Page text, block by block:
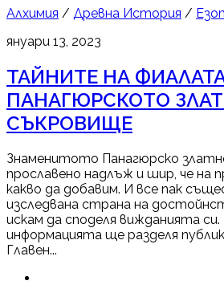
Алхимия / Древна История /
януари 13, 2023
ТАЙНИТЕ НА
ПАНАГЮРСКОТО
СЪКРОВИЩЕ
Знаменитото Панагюрско
прославено надлъж и шир, че на
какво да добавим. И все пак
изследвана страна на
искам да споделя вижданията
информацията ще разделя
Главен...